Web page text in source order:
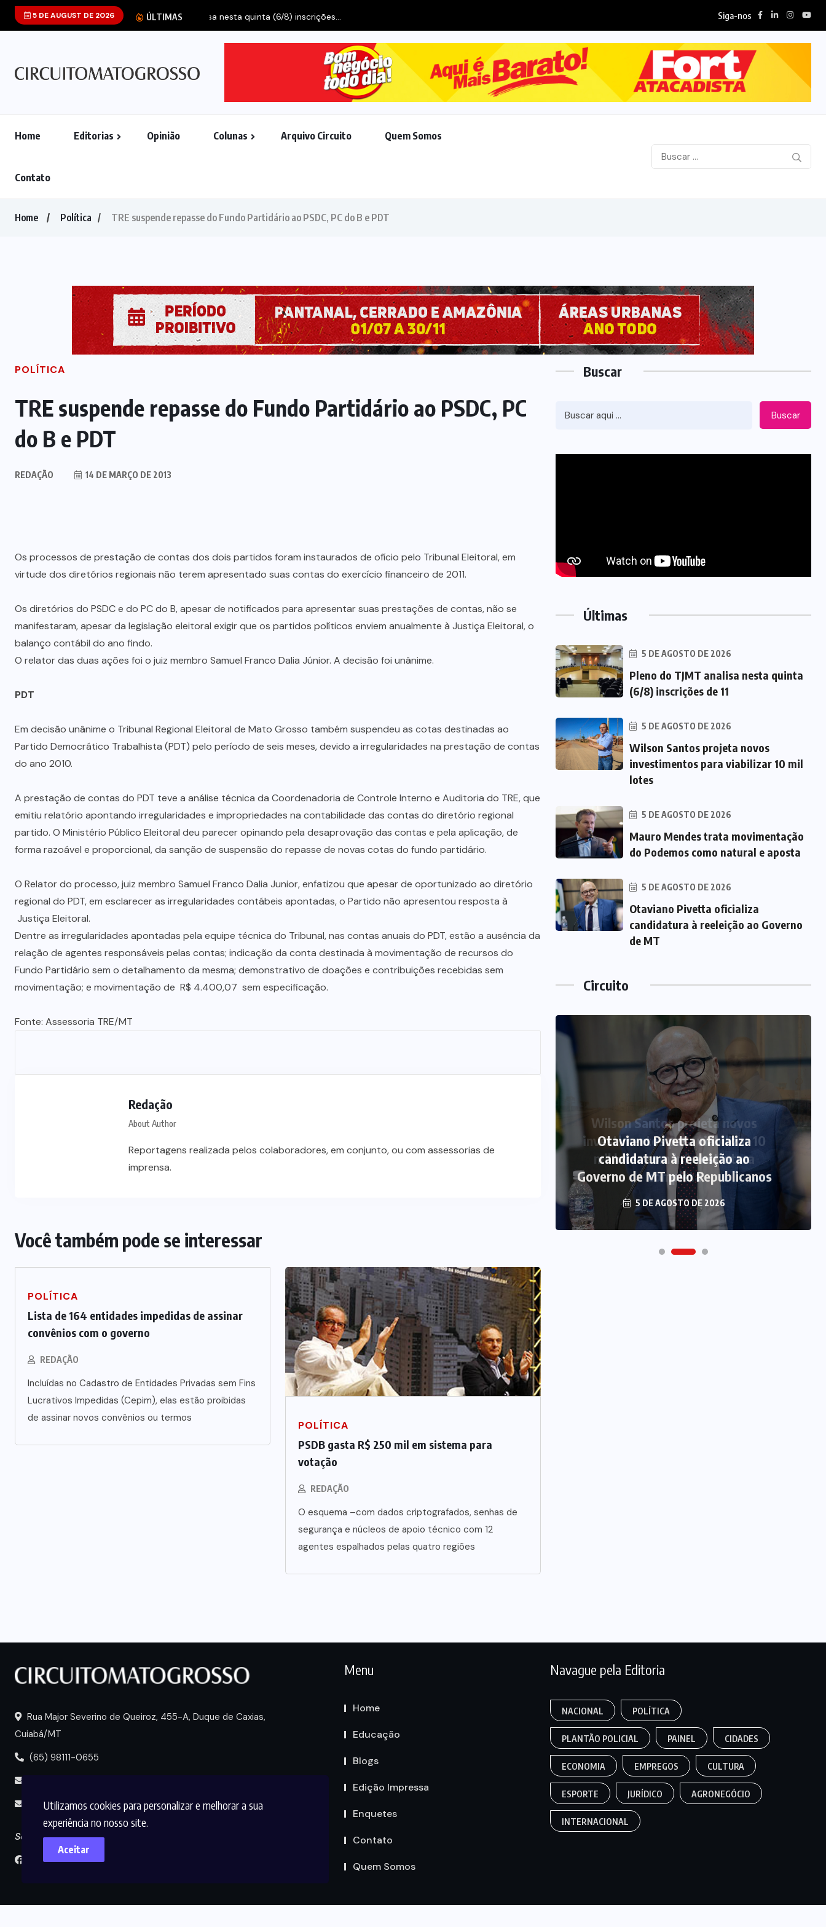
Utilizamos cookies para personalizar e melhorar a sua
experiência no nosso site.
Aceitar
5 DE AUGUST DE 2026 ÚLTIMAS Wilson Santos projeta novos investimentos
Siga-nos
Home Editorias Opinião Colunas Arquivo Circuito Quem Somos
Contato
Home Política TRE suspende repasse do Fundo Partidário ao PSDC, PC do B e PDT
POLÍTICA
TRE suspende repasse do Fundo Partidário ao PSDC, PC
do B e PDT
REDAÇÃO 14 DE MARÇO DE 2013
Os processos de prestação de contas dos dois partidos foram instaurados de ofício pelo Tribunal Eleitoral, em
virtude dos diretórios regionais não terem apresentado suas contas do exercício financeiro de 2011.
Os diretórios do PSDC e do PC do B, apesar de notificados para apresentar suas prestações de contas, não se
manifestaram, apesar da legislação eleitoral exigir que os partidos políticos enviem anualmente à Justiça Eleitoral, o
balanço contábil do ano findo.
O relator das duas ações foi o juiz membro Samuel Franco Dalia Júnior. A decisão foi unânime.
PDT
Em decisão unânime o Tribunal Regional Eleitoral de Mato Grosso também suspendeu as cotas destinadas ao
Partido Democrático Trabalhista (PDT) pelo período de seis meses, devido a irregularidades na prestação de contas
do ano 2010.
A prestação de contas do PDT teve a análise técnica da Coordenadoria de Controle Interno e Auditoria do TRE, que
emitiu relatório apontando irregularidades e impropriedades na contabilidade das contas do diretório regional
partido. O Ministério Público Eleitoral deu parecer opinando pela desaprovação das contas e pela aplicação, de
forma razoável e proporcional, da sanção de suspensão do repasse de novas cotas do fundo partidário.
O Relator do processo, juiz membro Samuel Franco Dalia Junior, enfatizou que apesar de oportunizado ao diretório
regional do PDT, em esclarecer as irregularidades contábeis apontadas, o Partido não apresentou resposta à
Justiça Eleitoral.
Dentre as irregularidades apontadas pela equipe técnica do Tribunal, nas contas anuais do PDT, estão a ausência da
relação de agentes responsáveis pelas contas; indicação da conta destinada à movimentação de recursos do
Fundo Partidário sem o detalhamento da mesma; demonstrativo de doações e contribuições recebidas sem
movimentação; e movimentação de R$ 4.400,07 sem especificação.
Fonte: Assessoria TRE/MT
Redação
About Author
Reportagens realizada pelos colaboradores, em conjunto, ou com assessorias de
imprensa.
Você também pode se interessar
POLÍTICA
Lista de 164 entidades impedidas de assinar
convênios com o governo
REDAÇÃO
Incluídas no Cadastro de Entidades Privadas sem Fins
Lucrativos Impedidas (Cepim), elas estão proibidas
de assinar novos convênios ou termos
POLÍTICA
PSDB gasta R$ 250 mil em sistema para
votação
REDAÇÃO
O esquema –com dados criptografados, senhas de
segurança e núcleos de apoio técnico com 12
agentes espalhados pelas quatro regiões
Buscar
Buscar
Últimas
5 DE AGOSTO DE 2026
Pleno do TJMT analisa nesta quinta
(6/8) inscrições de 11
5 DE AGOSTO DE 2026
Wilson Santos projeta novos
investimentos para viabilizar 10 mil
lotes
5 DE AGOSTO DE 2026
Mauro Mendes trata movimentação
do Podemos como natural e aposta
5 DE AGOSTO DE 2026
Otaviano Pivetta oficializa
candidatura à reeleição ao Governo
de MT
Circuito
por aliciar adolescentes para rede
de prostituição em VG
mil lotes com infraestrutura
Otaviano Pivetta oficializa
candidatura à reeleição ao
Governo de MT pelo Republicanos
5 DE AGOSTO DE 2026
Rua Major Severino de Queiroz, 455-A, Duque de Caxias,
Cuiabá/MT
(65) 98111-0655
midia@circuitomt.com.br
Seguir
Menu
Home
Educação
Blogs
Edição Impressa
Enquetes
Contato
Quem Somos
Navague pela Editoria
NACIONAL POLÍTICA
PLANTÃO POLICIAL PAINEL CIDADES
ECONOMIA EMPREGOS CULTURA
ESPORTE JURÍDICO AGRONEGÓCIO
INTERNACIONAL